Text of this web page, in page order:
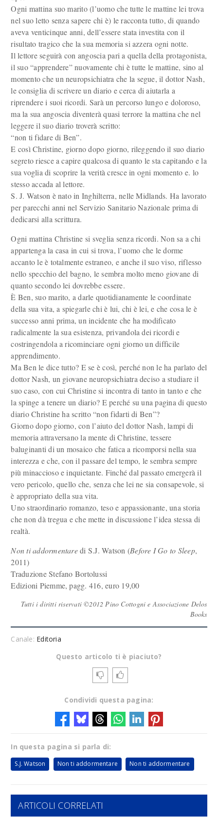
Ogni mattina suo marito (l’uomo che tutte le mattine lei trova
nel suo letto senza sapere chi è) le racconta tutto, di quando
aveva venticinque anni, dell’essere stata investita con il
risultato tragico che la sua memoria si azzera ogni notte.
Il lettore seguirà con angoscia pari a quella della protagonista,
il suo “apprendere” nuovamente chi è tutte le mattine, sino al
momento che un neuropsichiatra che la segue, il dottor Nash,
le consiglia di scrivere un diario e cerca di aiutarla a
riprendere i suoi ricordi. Sarà un percorso lungo e doloroso,
ma la sua angoscia diventerà quasi terrore la mattina che nel
leggere il suo diario troverà scritto:
“non ti fidare di Ben”.
E così Christine, giorno dopo giorno, rileggendo il suo diario
segreto riesce a capire qualcosa di quanto le sta capitando e la
sua voglia di scoprire la verità cresce in ogni momento e. lo
stesso accada al lettore.
S. J. Watson è nato in Inghilterra, nelle Midlands. Ha lavorato
per parecchi anni nel Servizio Sanitario Nazionale prima di
dedicarsi alla scrittura.
Ogni mattina Christine si sveglia senza ricordi. Non sa a chi
appartenga la casa in cui si trova, l’uomo che le dorme
accanto le è totalmente estraneo, e anche il suo viso, riflesso
nello specchio del bagno, le sembra molto meno giovane di
quanto secondo lei dovrebbe essere.
È Ben, suo marito, a darle quotidianamente le coordinate
della sua vita, a spiegarle chi è lui, chi è lei, e che cosa le è
successo anni prima, un incidente che ha modificato
radicalmente la sua esistenza, privandola dei ricordi e
costringendola a ricominciare ogni giorno un difficile
apprendimento.
Ma Ben le dice tutto? E se è così, perché non le ha parlato del
dottor Nash, un giovane neuropsichiatra deciso a studiare il
suo caso, con cui Christine si incontra di tanto in tanto e che
la spinge a tenere un diario? E perché su una pagina di questo
diario Christine ha scritto “non fidarti di Ben”?
Giorno dopo giorno, con l’aiuto del dottor Nash, lampi di
memoria attraversano la mente di Christine, tessere
baluginanti di un mosaico che fatica a ricomporsi nella sua
interezza e che, con il passare del tempo, le sembra sempre
più minaccioso e inquietante. Finché dal passato emergerà il
vero pericolo, quello che, senza che lei ne sia consapevole, si
è appropriato della sua vita.
Uno straordinario romanzo, teso e appassionante, una storia
che non dà tregua e che mette in discussione l’idea stessa di
realtà.
Non ti addormentaredi S.J. Watson (Before I Go to Sleep,
2011)
Traduzione Stefano Bortolussi
Edizioni Piemme, pagg. 416, euro 19,00
Tutti i diritti riservati ©2012 Pino Cottogni e Associazione Delos
Books
Canale: Editoria
Questo articolo ti è piaciuto?
Condividi questa pagina:
In questa pagina si parla di:
S.J. Watson Non ti addormentare Non ti addormentare
ARTICOLI CORRELATI